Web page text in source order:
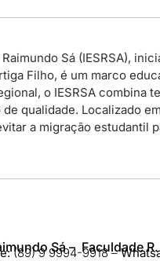
Sá (IESRSA),
Filho, é um marco
o IESRSA combina
qualidade. Localizado
a migração estudantil
Sá – Faculdade R.
(89) 9 9994-9918​ –